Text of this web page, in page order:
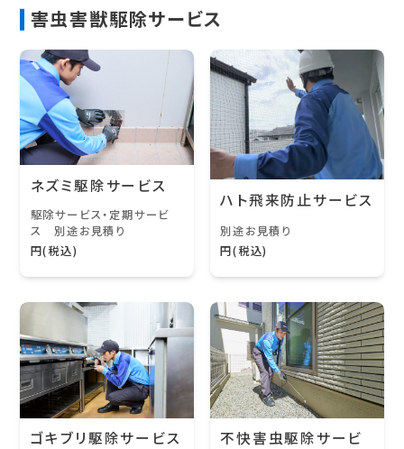
害虫害獣駆除サービス
ネズミ駆除サービス
駆除サービス・定期サービ
ス 別途お見積り
円(税込)
ハト飛来防止サービス
別途お見積り
円(税込)
ゴキブリ駆除サービス
不快害虫駆除サービ